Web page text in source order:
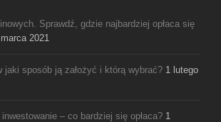
Sprawdź, gdzie najbardziej opłaca się
2021
jaki sposób ją założyć i którą wybrać? 1 lutego
– co bardziej się opłaca? 1